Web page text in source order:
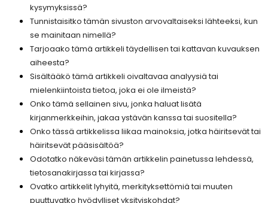
kysymyksissä?
Tunnistaisitko tämän sivuston arvovaltaiseksi lähteeksi, kun
se mainitaan nimellä?
Tarjoaako tämä artikkeli täydellisen tai kattavan kuvauksen
aiheesta?
Sisältääkö tämä artikkeli oivaltavaa analyysiä tai
mielenkiintoista tietoa, joka ei ole ilmeistä?
Onko tämä sellainen sivu, jonka haluat lisätä
kirjanmerkkeihin, jakaa ystävän kanssa tai suositella?
Onko tässä artikkelissa liikaa mainoksia, jotka häiritsevät tai
häiritsevät pääsisältöä?
Odotatko näkeväsi tämän artikkelin painetussa lehdessä,
tietosanakirjassa tai kirjassa?
Ovatko artikkelit lyhyitä, merkityksettömiä tai muuten
puuttuvatko hyödylliset yksityiskohdat?